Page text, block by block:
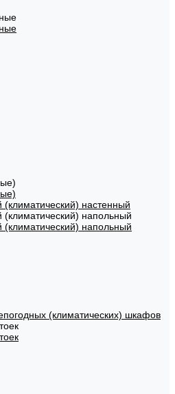
настенный
напольный
напольный
(климатических) шкафов